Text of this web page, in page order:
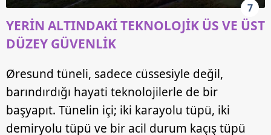
7
YERİN ALTINDAKİ TEKNOLOJİK ÜS VE ÜST
DÜZEY GÜVENLİK
Øresund tüneli, sadece cüssesiyle değil,
barındırdığı hayati teknolojilerle de bir
başyapıt. Tünelin içi; iki karayolu tüpü, iki
demiryolu tüpü ve bir acil durum kaçış tüpü